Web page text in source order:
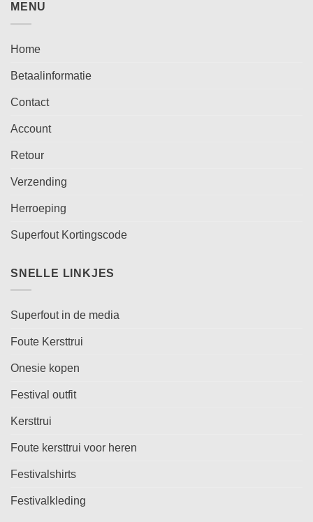
MENU
Home
Betaalinformatie
Contact
Account
Retour
Verzending
Herroeping
Superfout Kortingscode
SNELLE LINKJES
Superfout in de media
Foute Kersttrui
Onesie kopen
Festival outfit
Kersttrui
Foute kersttrui voor heren
Festivalshirts
Festivalkleding